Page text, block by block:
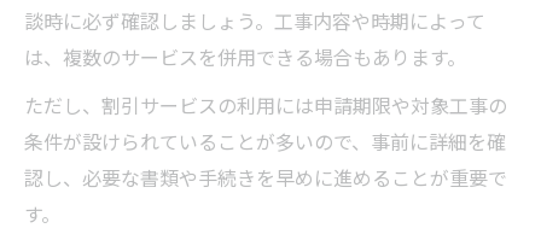
談時に必ず確認しましょう。工事内容や時期によって
は、複数のサービスを併用できる場合もあります。
ただし、割引サービスの利用には申請期限や対象工事の
条件が設けられていることが多いので、事前に詳細を確
認し、必要な書類や手続きを早めに進めることが重要で
す。